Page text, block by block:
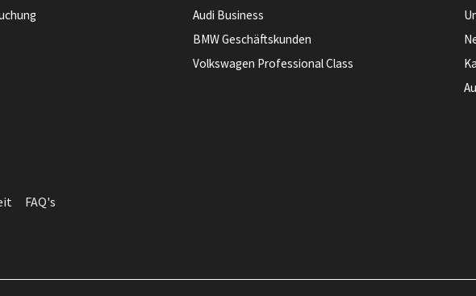
Audi Business
BMW Geschäftskunden
Volkswagen Professional Class
FAQ's